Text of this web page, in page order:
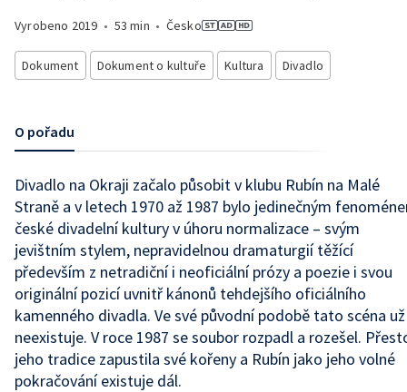
Vyrobeno 2019 • 53 min • Česko
Dokument Dokument o kultuře Kultura Divadlo
O pořadu
Divadlo na Okraji začalo působit v klubu Rubín na Malé
Straně a v letech 1970 až 1987 bylo jedinečným
české divadelní kultury v úhoru normalizace – svým
jevištním stylem, nepravidelnou dramaturgií těžící
především z netradiční i neoficiální prózy a poezie i svou
originální pozicí uvnitř kánonů tehdejšího oficiálního
kamenného divadla. Ve své původní podobě tato scéna už
neexistuje. V roce 1987 se soubor rozpadl a rozešel.
jeho tradice zapustila své kořeny a Rubín jako jeho volné
pokračování existuje dál.